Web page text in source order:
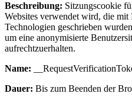
Beschreibung: Sitzungscookie
Websites verwendet wird, die
Technologien geschrieben
um eine anonymisierte
aufrechtzuerhalten.
Name:
Dauer: Bis zum Beenden der